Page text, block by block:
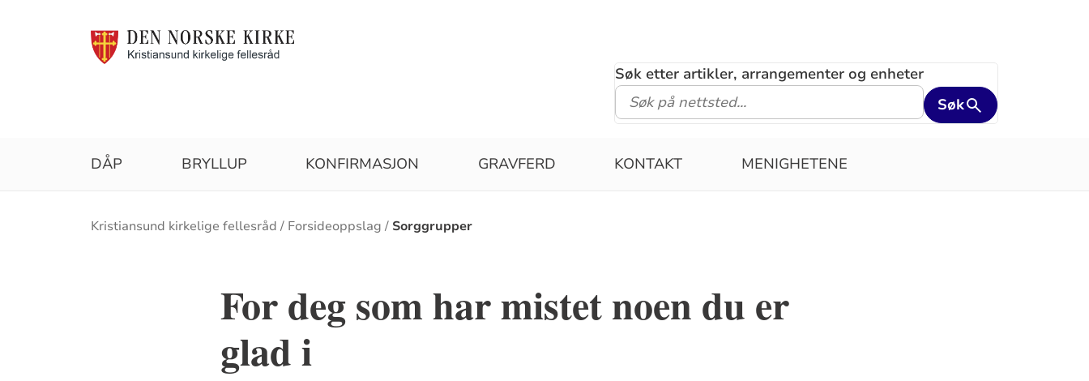
Søk etter artikler, arrangementer og enheter
Søk
DÅP BRYLLUP KONFIRMASJON GRAVFERD KONTAKT MENIGHETENE
Brødsmulesti
Kristiansund kirkelige fellesråd Forsideoppslag Sorggrupper
For deg som har mistet noen du er
glad i